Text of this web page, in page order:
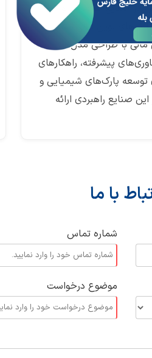
در صنایع نفت، گاز و
الگوهای نوین مالی است. ما
با طراحی مدل‌های
پیشرفته، راهکارهای
توسعه پارک‌های شیمیایی و
صنایع راهبردی ارائه
با ما
شماره تماس
موضوع درخواست